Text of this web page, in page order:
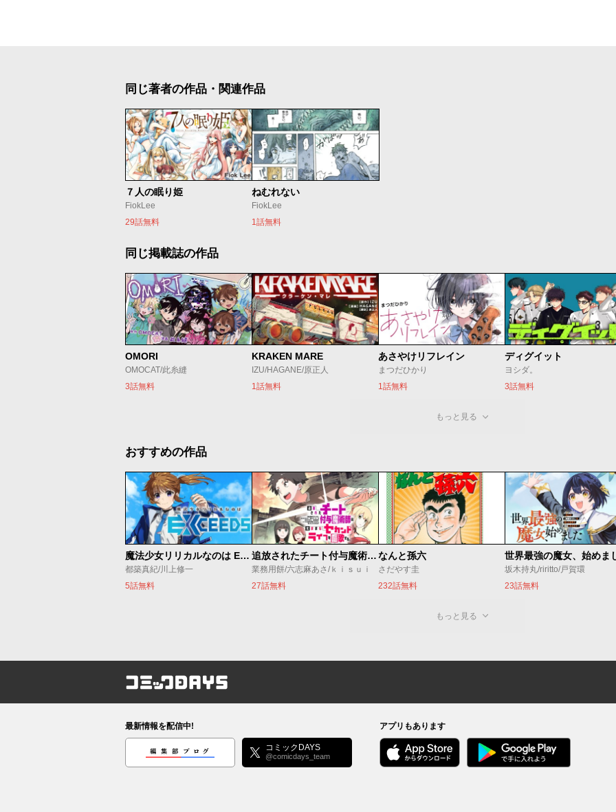
同じ著者の作品・関連作品
７人の眠り姫
FiokLee
29話無料
ねむれない
FiokLee
1話無料
同じ掲載誌の作品
OMORI
OMOCAT/此糸縫
3話無料
KRAKEN MARE
IZU/HAGANE/原正人
1話無料
あさやけリフレイン
まつだひかり
1話無料
ディグイット
ヨシダ。
3話無料
もっと見る
おすすめの作品
魔法少女リリカルなのは EXCEEDS
都築真紀/川上修一
5話無料
追放されたチート付与魔術師は気ままなセカンドライフを謳歌する。 ～俺は武器だけじゃなく、あらゆるものに『強化ポイント』を付与できるし、俺の意思でいつでも効果を解除できるけど、残った人たち大丈夫？～
業務用餅/六志麻あさ/ｋｉｓｕｉ
27話無料
なんと孫六
さだやす圭
232話無料
坂木持丸/riritto/戸賀環
23話無料
もっと見る
コミックDAYS
最新情報を配信中!
編集部ブログ コミックDAYS
@comicdays_team
アプリもあります